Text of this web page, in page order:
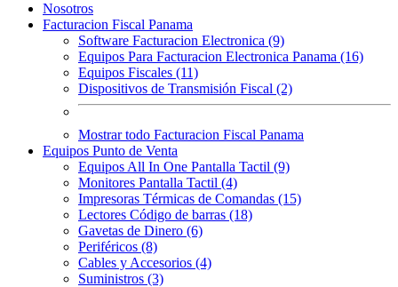
Nosotros
Facturacion Fiscal Panama
Software Facturacion Electronica (9)
Equipos Para Facturacion Electronica Panama (16)
Equipos Fiscales (11)
Dispositivos de Transmisión Fiscal (2)
Mostrar todo Facturacion Fiscal Panama
Equipos Punto de Venta
Equipos All In One Pantalla Tactil (9)
Monitores Pantalla Tactil (4)
Impresoras Térmicas de Comandas (15)
Lectores Código de barras (18)
Gavetas de Dinero (6)
Periféricos (8)
Cables y Accesorios (4)
Suministros (3)